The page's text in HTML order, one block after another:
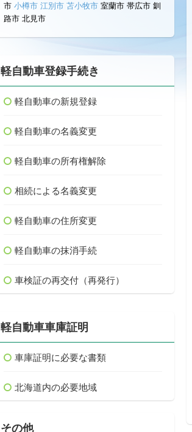
市 小樽市 江別市 苫小牧市 室蘭市 帯広市 釧
路市 北見市
軽自動車登録手続き
軽自動車の新規登録
軽自動車の名義変更
軽自動車の所有権解除
相続による名義変更
軽自動車の住所変更
軽自動車の抹消手続
車検証の再交付（再発行）
軽自動車車庫証明
車庫証明に必要な書類
北海道内の必要地域
その他